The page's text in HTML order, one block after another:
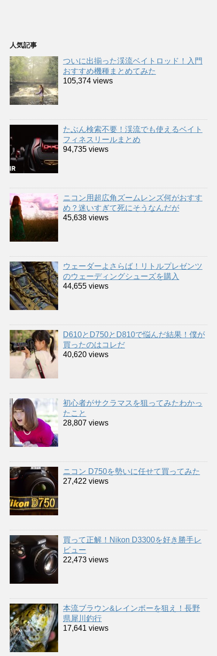
人気記事
ついに出揃った渓流ベイトロッド！入門
おすすめ機種まとめてみた
105,374 views
たぶん検索不要！渓流でも使えるベイト
フィネスリールまとめ
94,735 views
ニコン用超広角ズームレンズ何がおすす
め？迷いすぎて死にそうなんだが
45,638 views
ウェーダーよさらば！リトルプレゼンツ
のウェーディングシューズを購入
44,655 views
D610とD750とD810で悩んだ結果！僕が
買ったのはコレだ
40,620 views
初心者がサクラマスを狙ってみたわかっ
たこと
28,807 views
ニコン D750を勢いに任せて買ってみた
27,422 views
買って正解！Nikon D3300を好き勝手レ
ビュー
22,473 views
本流ブラウン&レインボーを狙え！長野
県犀川釣行
17,641 views